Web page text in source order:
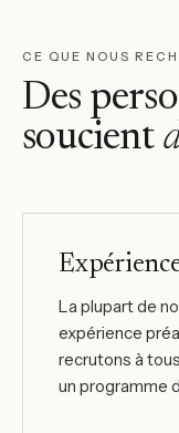
CE QUE NOUS
Des
soucient
La plupart de
expérience
recrutons à
un programme